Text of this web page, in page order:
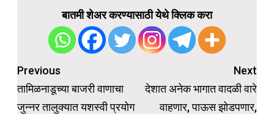
बातमी शेअर करण्यासाठी येथे क्लिक करा
Post
navigation
Previous
तामिळनाडूच्या बाजरी वाणाचा
जुन्नर तालुक्यात यशस्वी प्रयोग
Next
देशात अनेक भागात वादळी वारे
वाहणार, पाऊस झोडपणार,